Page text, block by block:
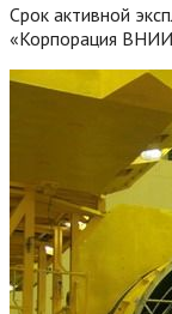
Срок активной
«Корпорация